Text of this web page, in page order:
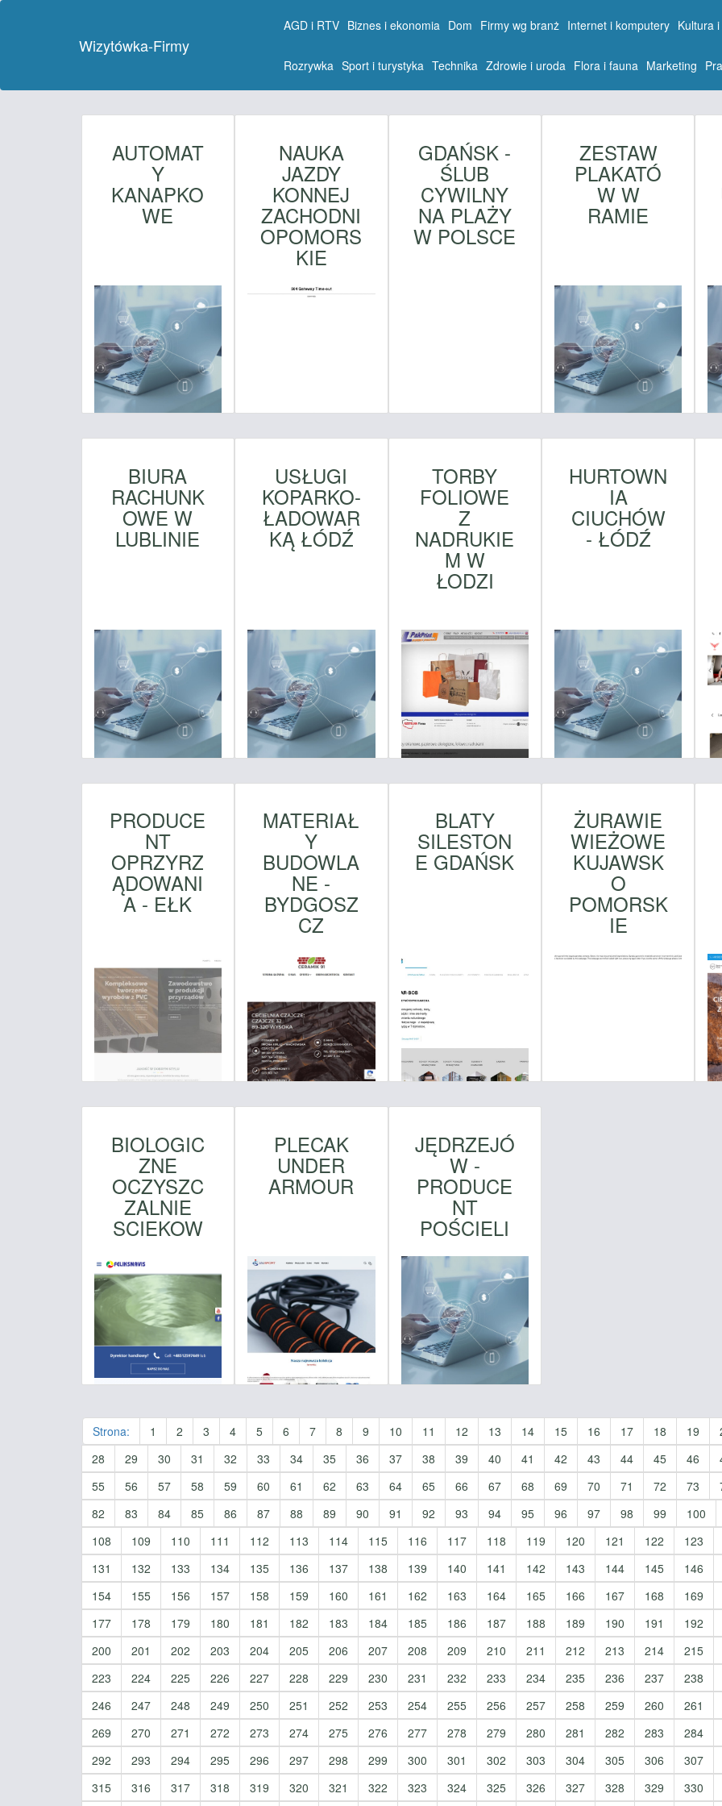
Wizytówka-Firmy
AGD i RTV Biznes i ekonomia Dom Firmy wg branż Internet i komputery Kultura
Rozrywka Sport i turystyka Technika Zdrowie i uroda Flora i fauna Marketing
AUTOMAT
Y
KANAPKO
WE
NAUKA
JAZDY
KONNEJ
ZACHODNI
OPOMORS
KIE
GDAŃSK -
ŚLUB
CYWILNY
NA PLAŻY
W POLSCE
ZESTAW
PLAKATÓ
W W
RAMIE
BIURA
RACHUNK
OWE W
LUBLINIE
USŁUGI
KOPARKO-
ŁADOWAR
KĄ ŁÓDŹ
TORBY
FOLIOWE
Z
NADRUKIE
M W
ŁODZI
HURTOWN
IA
CIUCHÓW
- ŁÓDŹ
PRODUCE
NT
OPRZYRZ
ĄDOWANI
A - EŁK
MATERIAŁ
Y
BUDOWLA
NE -
BYDGOSZ
CZ
BLATY
SILESTON
E GDAŃSK
ŻURAWIE
WIEŻOWE
KUJAWSK
O
POMORSK
IE
BIOLOGIC
ZNE
OCZYSZC
ZALNIE
SCIEKOW
PLECAK
UNDER
ARMOUR
JĘDRZEJÓ
W -
PRODUCE
NT
POŚCIELI
Strona: 1 2 3 4 5 6 7 8 9 10 11 12 13 14 15 16 17 18 19
28
29 30 31 32 33 34 35 36 37 38 39 40 41 42 43 44 45 46
55
56 57 58 59 60 61 62 63 64 65 66 67 68 69 70 71 72 73
82
83 84 85 86 87 88 89 90 91 92 93 94 95 96 97 98 99 100
108
109 110 111 112 113 114 115 116 117 118 119 120 121 122 123
131
132 133 134 135 136 137 138 139 140 141 142 143 144 145 146
154
155 156 157 158 159 160 161 162 163 164 165 166 167 168 169
177
178 179 180 181 182 183 184 185 186 187 188 189 190 191 192
200
201 202 203 204 205 206 207 208 209 210 211 212 213 214 215
223
224 225 226 227 228 229 230 231 232 233 234 235 236 237 238
246
247 248 249 250 251 252 253 254 255 256 257 258 259 260 261
269
270 271 272 273 274 275 276 277 278 279 280 281 282 283 284
292
293 294 295 296 297 298 299 300 301 302 303 304 305 306 307
315
316 317 318 319 320 321 322 323 324 325 326 327 328 329 330